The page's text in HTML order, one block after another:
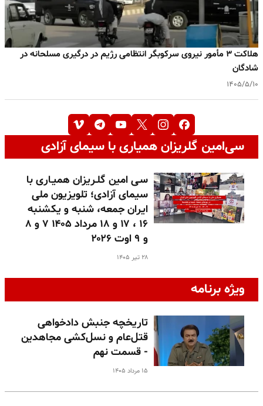
هلاکت ۳ مأمور نیروی سرکوبگر انتظامی رژیم در درگیری مسلحانه در
شادگان
۱۴۰۵/۵/۱۰
سی‌امین گلریزان همیاری با سیمای آزادی
سـی امین گلـریزان همیـاری با
سیمای آزادی؛ تلویزیون ملی
ایران جمعه، شنبه و یکشنبه
۱۶ ، ۱۷ و ۱۸ مرداد ۱۴۰۵ ۷ و ۸
و ۹ اوت ۲۰۲۶
۲۸ تیر ۱۴۰۵
ویژه برنامه
تاریخچه جنبش دادخواهی
قتل‌عام و نسل‌کشی مجاهدین
- قسمت نهم
۱۵ مرداد ۱۴۰۵